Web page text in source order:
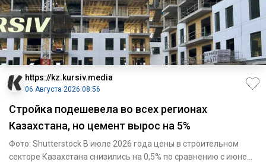
https://kz.kursiv.media
06 Августа 2026 08:56
Стройка подешевела во всех регионах
Казахстана, но цемент вырос на 5%
Фото: Shutterstock В июле 2026 года цены в строительном
секторе Казахстана снизились на 0,5% по сравнению с июнем.